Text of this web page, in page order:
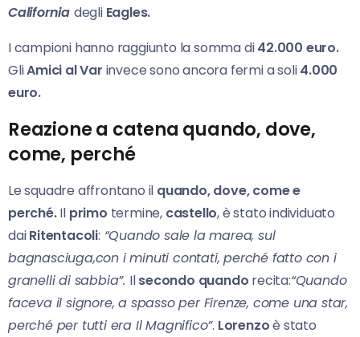
California degli Eagles.
I campioni hanno raggiunto la somma di42.000 euro.
GliAmici al Var invece sono ancora fermi a soli4.000
euro.
Reazione a catena quando, dove,
come, perché
Le squadre affrontano il quando, dove, come e
perché.Il primo termine, castello, è stato individuato
daiRitentacoli: “Quando sale la marea, sul
bagnasciuga,con i minuti contati, perché fatto con i
granelli di sabbia”. Ilsecondo quando recita:“Quando
faceva il signore, a spasso per Firenze, come una star,
perché per tutti era Il Magnifico”. Lorenzoè stato